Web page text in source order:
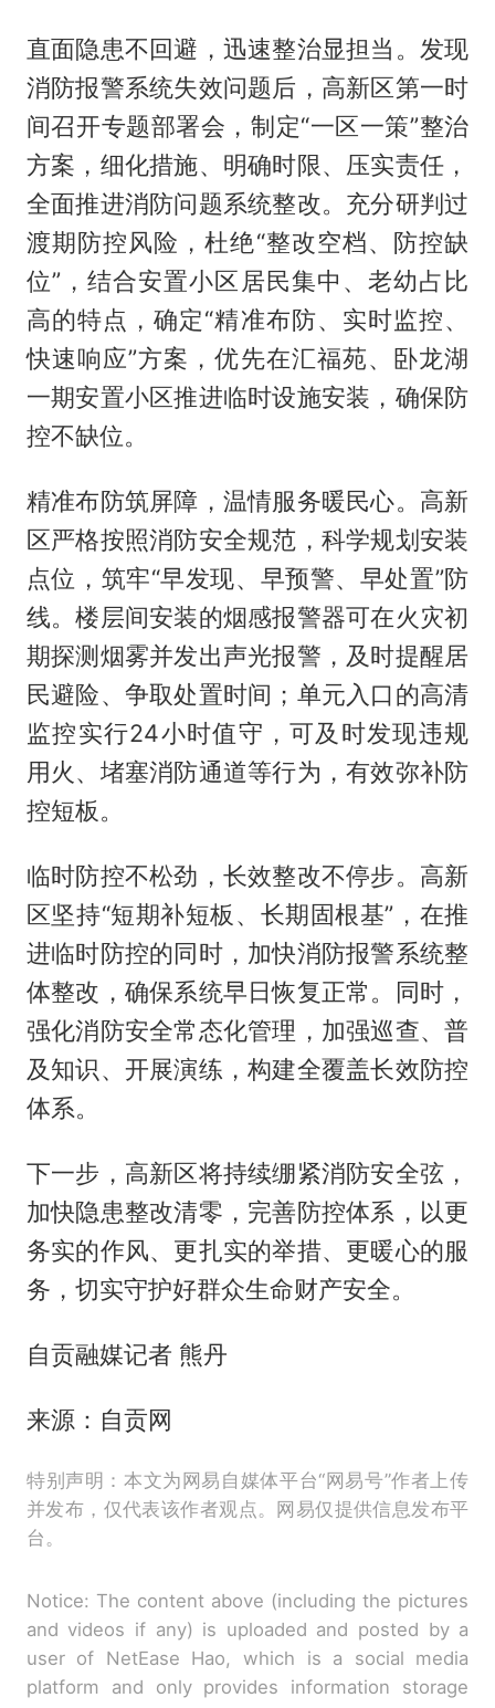
直面隐患不回避，迅速整治显担当。发现
消防报警系统失效问题后，高新区第一时
间召开专题部署会，制定“一区一策”整治
方案，细化措施、明确时限、压实责任，
全面推进消防问题系统整改。充分研判过
渡期防控风险，杜绝“整改空档、防控缺
位”，结合安置小区居民集中、老幼占比
高的特点，确定“精准布防、实时监控、
快速响应”方案，优先在汇福苑、卧龙湖
一期安置小区推进临时设施安装，确保防
控不缺位。
精准布防筑屏障，温情服务暖民心。高新
区严格按照消防安全规范，科学规划安装
点位，筑牢“早发现、早预警、早处置”防
线。楼层间安装的烟感报警器可在火灾初
期探测烟雾并发出声光报警，及时提醒居
民避险、争取处置时间；单元入口的高清
监控实行24小时值守，可及时发现违规
用火、堵塞消防通道等行为，有效弥补防
控短板。
临时防控不松劲，长效整改不停步。高新
区坚持“短期补短板、长期固根基”，在推
进临时防控的同时，加快消防报警系统整
体整改，确保系统早日恢复正常。同时，
强化消防安全常态化管理，加强巡查、普
及知识、开展演练，构建全覆盖长效防控
体系。
下一步，高新区将持续绷紧消防安全弦，
加快隐患整改清零，完善防控体系，以更
务实的作风、更扎实的举措、更暖心的服
务，切实守护好群众生命财产安全。
自贡融媒记者 熊丹
来源：自贡网
特别声明：本文为网易自媒体平台“网易号”作者上传
并发布，仅代表该作者观点。网易仅提供信息发布平
台。
Notice: The content above (including the pictures
and videos if any) is uploaded and posted by a
user of NetEase Hao, which is a social media
platform and only provides information storage